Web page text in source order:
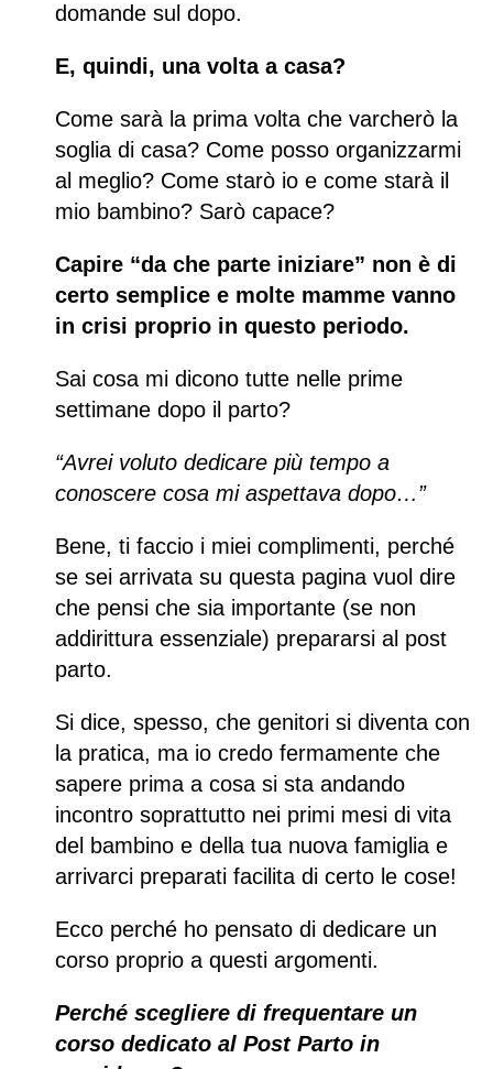
domande sul dopo.
E, quindi, una volta a casa?
Come sarà la prima volta che varcherò la
soglia di casa? Come posso organizzarmi
al meglio? Come starò io e come starà il
mio bambino? Sarò capace?
Capire “da che parte iniziare” non è di
certo semplice e molte mamme vanno
in crisi proprio in questo periodo.
Sai cosa mi dicono tutte nelle prime
settimane dopo il parto?
“Avrei voluto dedicare più tempo a
conoscere cosa mi aspettava dopo…”
Bene, ti faccio i miei complimenti, perché
se sei arrivata su questa pagina vuol dire
che pensi che sia importante (se non
addirittura essenziale) prepararsi al post
parto.
Si dice, spesso, che genitori si diventa con
la pratica, ma io credo fermamente che
sapere prima a cosa si sta andando
incontro soprattutto nei primi mesi di vita
del bambino e della tua nuova famiglia e
arrivarci preparati facilita di certo le cose!
Ecco perché ho pensato di dedicare un
corso proprio a questi argomenti.
Perché scegliere di frequentare un
corso dedicato al Post Parto in